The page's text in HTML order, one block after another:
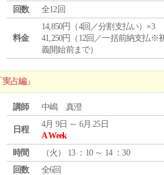
回数
全12回
料金
14,850円（4回／分割支払い）×3
41,250円（12回／一括前納支払※
義開始前まで）
占編」
講師 中嶋 真澄
日程
4月 9日 ～ 6月 25日
A Week
時間
（火 ） 13 ：10 ～ 14 ：30
回数
全6回